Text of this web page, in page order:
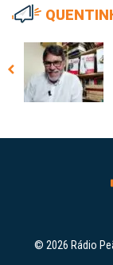
© 2026 Rádio